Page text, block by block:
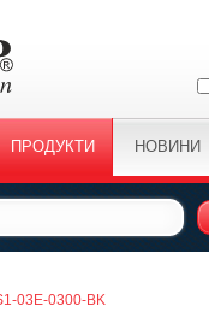
ПРОДУКТИ НОВИНИ
03E-0300-BK